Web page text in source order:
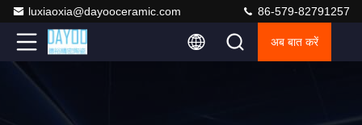
luxiaoxia@dayooceramic.com 86-579-82791257
अब बात करें